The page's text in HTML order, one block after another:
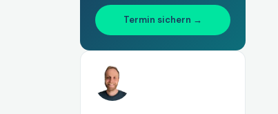
Termin sichern →